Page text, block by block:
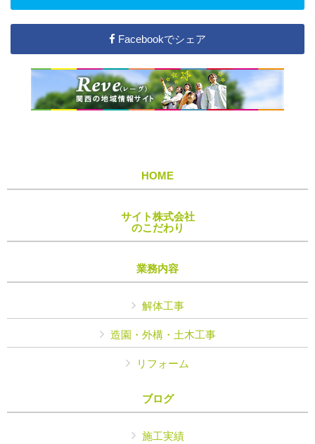
Facebookでシェア
HOME
サイト株式会社
のこだわり
業務内容
解体工事
造園・外構・土木工事
リフォーム
ブログ
施工実績